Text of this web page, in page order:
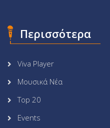
Περισσότερα
Viva Player
Μουσικά Νέα
Top 20
Events